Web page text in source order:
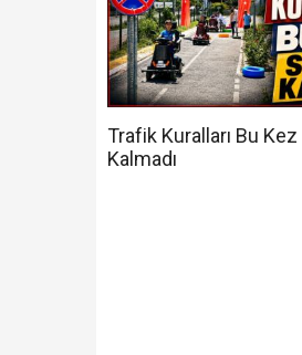
Trafik Kuralları Bu Kez
Kalmadı